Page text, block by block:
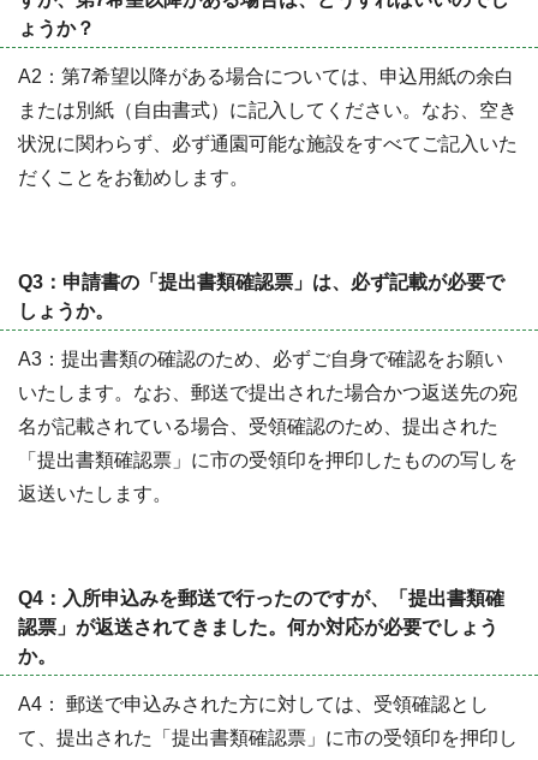
ょうか？
A2：第7希望以降がある場合については、申込用紙の余白
または別紙（自由書式）に記入してください。なお、空き
状況に関わらず、必ず通園可能な施設をすべてご記入いた
だくことをお勧めします。
Q3：申請書の「提出書類確認票」は、必ず記載が必要で
しょうか。
A3：提出書類の確認のため、必ずご自身で確認をお願い
いたします。なお、郵送で提出された場合かつ返送先の宛
名が記載されている場合、受領確認のため、提出された
「提出書類確認票」に市の受領印を押印したものの写しを
返送いたします。
Q4：入所申込みを郵送で行ったのですが、「提出書類確
認票」が返送されてきました。何か対応が必要でしょう
か。
A4： 郵送で申込みされた方に対しては、受領確認とし
て、提出された「提出書類確認票」に市の受領印を押印し